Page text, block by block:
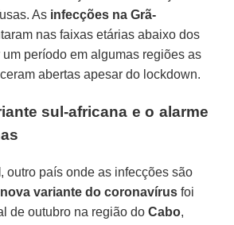
As infecções na Grã-
nas faixas etárias abaixo dos
um período em algumas regiões as
abertas apesar do lockdown.
sul-africana e o alarme
, outro país onde as infecções são
nova variante do coronavírus foi
de outubro na região doCabo,